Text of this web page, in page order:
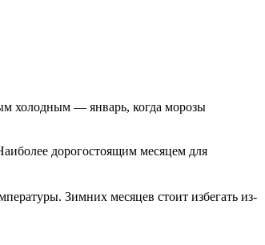
холодным — январь, когда морозы
дорогостоящим месяцем для
Зимних месяцев стоит избегать из-